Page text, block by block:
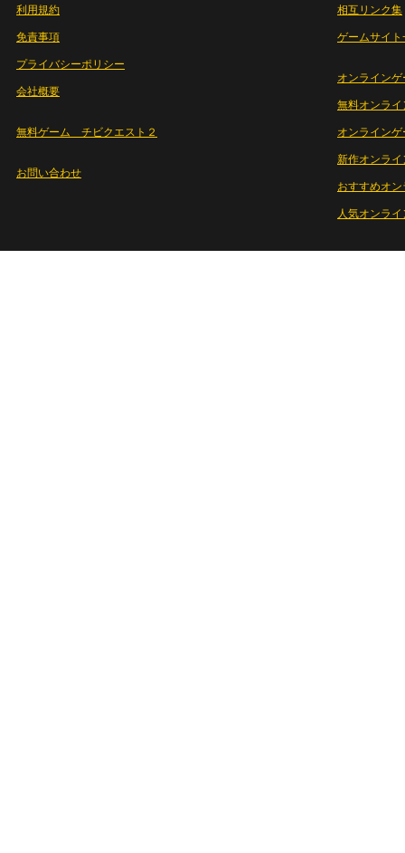
利用規約
免責事項
プライバシーポリシー
会社概要
無料ゲーム チビクエスト２
お問い合わせ
相互リンク集
ゲームサイト
オンラインゲ
無料オンライ
オンライン
新作オンライ
おすすめオ
人気オンラ